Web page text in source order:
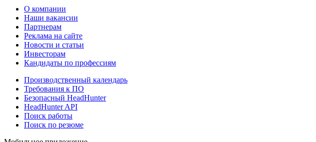
О компании
Наши вакансии
Партнерам
Реклама на сайте
Новости и статьи
Инвесторам
Кандидаты по профессиям
Производственный календарь
Требования к ПО
Безопасный HeadHunter
HeadHunter API
Поиск работы
Поиск по резюме